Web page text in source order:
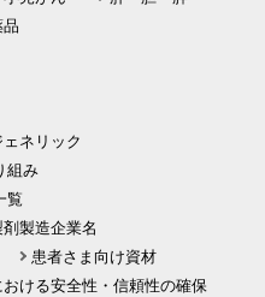
ネリック
組み
覧
剤製造企業名
患者さま向け資材
ける安全性・信頼性の確保